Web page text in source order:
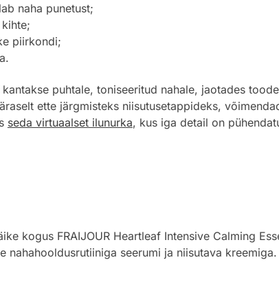
naha punetust;
piirkondi;
puhtale, toniseeritud nahale, jaotades
ette järgmisteks niisutusetappideks,
seda virtuaalset ilunurka, kus iga detail on
kogus FRAIJOUR Heartleaf Intensive Calming
nahahooldusrutiiniga seerumi ja niisutava kreemiga.